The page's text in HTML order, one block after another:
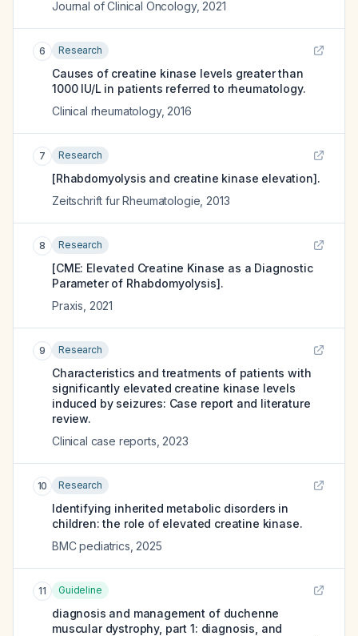
Journal of Clinical Oncology, 2021
6 Research
Causes of creatine kinase levels greater than
1000 IU/L in patients referred to rheumatology.
Clinical rheumatology, 2016
7 Research
[Rhabdomyolysis and creatine kinase elevation].
Zeitschrift fur Rheumatologie 2013
8 Research
[CME: Elevated Creatine Kinase as a Diagnostic
Parameter of Rhabdomyolysis].
Praxis 2021
9 Research
Characteristics and treatments of patients with
significantly elevated creatine kinase levels
induced by seizures: Case report and literature
review.
Clinical case reports 2023
10 Research
Identifying inherited metabolic disorders in
children: the role of elevated creatine kinase.
BMC pediatrics 2025
11 Guideline
diagnosis and management of duchenne
muscular dystrophy, part 1: diagnosis, and